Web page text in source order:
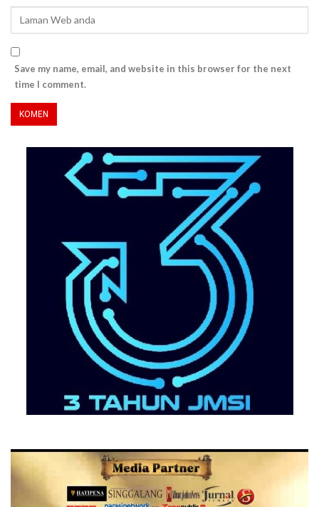
Save my name, email, and website in this browser for the next
time I comment.